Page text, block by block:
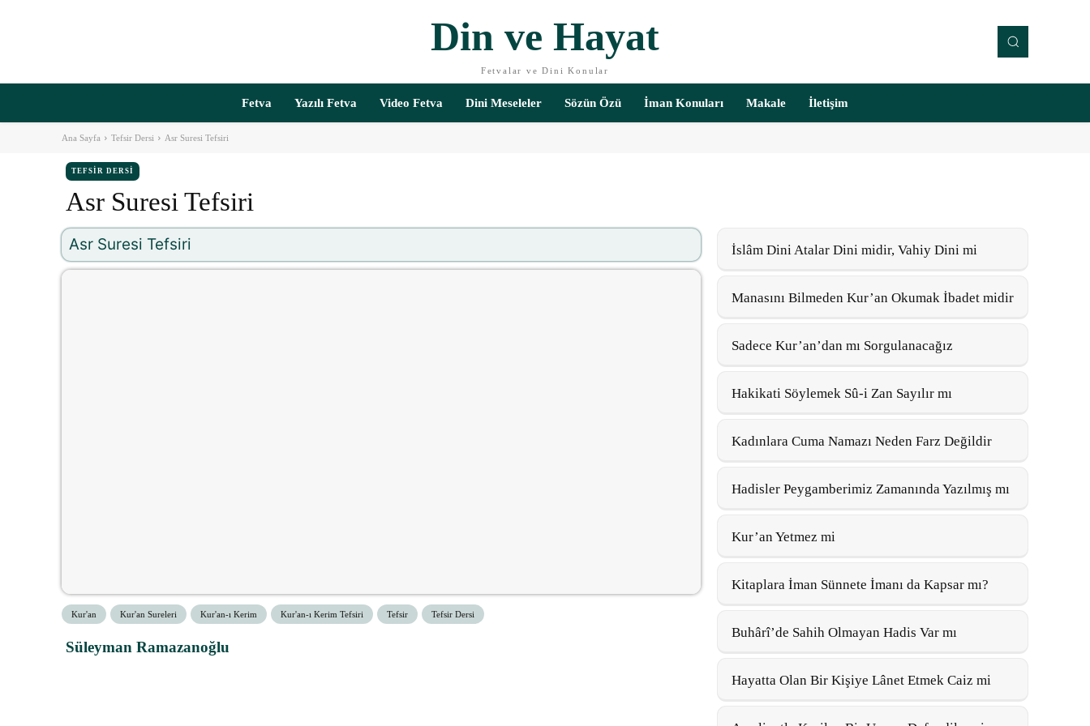
Din ve Hayat
Fetvalar ve Dini Konular
Fetva Yazılı Fetva Video Fetva Dini Meseleler Sözün Özü İman Konuları Makale İletişim
Ana Sayfa Tefsir Dersi Asr Suresi Tefsiri
TEFSIR DERSI
Asr Suresi Tefsiri
Asr Suresi Tefsiri
Kur'an Kur'an Sureleri Kur'an-ı Kerim Kur'an-ı Kerim Tefsiri Tefsir Tefsir Dersi
Süleyman Ramazanoğlu
İslâm Dini Atalar Dini midir, Vahiy Dini mi
Manasını Bilmeden Kur’an Okumak İbadet midir
Sadece Kur’an’dan mı Sorgulanacağız
Hakikati Söylemek Sû-i Zan Sayılır mı
Kadınlara Cuma Namazı Neden Farz Değildir
Hadisler Peygamberimiz Zamanında Yazılmış mı
Kur’an Yetmez mi
Kitaplara İman Sünnete İmanı da Kapsar mı?
Buhârî’de Sahih Olmayan Hadis Var mı
Hayatta Olan Bir Kişiye Lânet Etmek Caiz mi